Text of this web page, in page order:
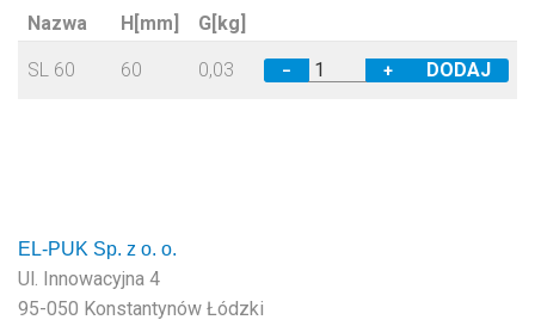
Nazwa
H[mm] G[kg]
SL 60 60 0,03 − +
EL-PUK Sp. z o. o.
Ul. Innowacyjna 4
95-050 Konstantynów Łódzki